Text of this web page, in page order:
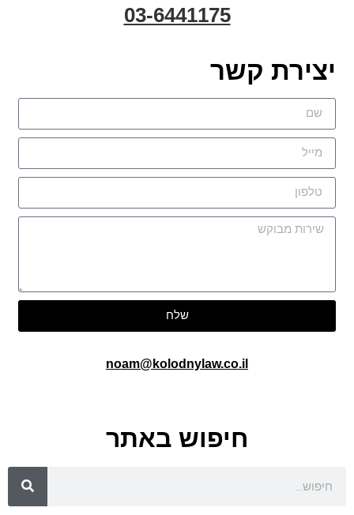
03-6441175
קשר
noam@kolodnylaw.co.il
חיפוש באתר